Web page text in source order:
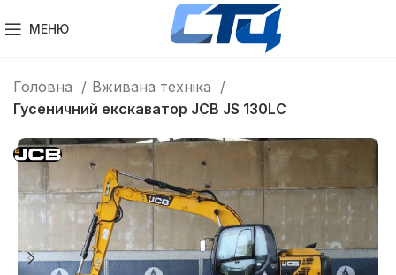
МЕНЮ
Головна
Вживана техніка
Гусеничний екскаватор JCB JS 130LC